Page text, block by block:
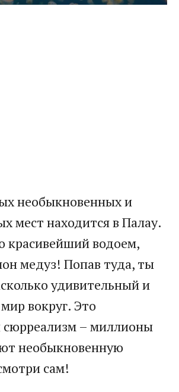
необыкновенных и
мест находится в Палау.
красивейший водоем,
медуз! Попав туда, ты
удивительный и
вокруг. Это
– миллионы
необыкновенную
сам!